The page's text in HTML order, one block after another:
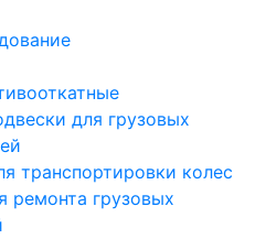
для грузовых
транспортировки колес
ремонта грузовых